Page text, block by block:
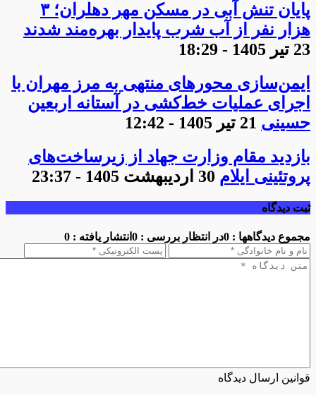
پایان تنش آبی در مسکن مهر دهلران؛ ۳
هزار نفر از آب شرب پایدار بهره‌مند شدند
23 تیر 1405 - 18:29
ایمن‌سازی محورهای منتهی به مرز مهران با
اجرای عملیات خط‌کشی در آستانه اربعین
حسینی 21 تیر 1405 - 12:42
بازدید مقام وزارت جهاد از زیرساخت‌های
پروتئینی ایلام 30 اردیبهشت 1405 - 23:37
ثبت دیدگاه
مجموع دیدگاهها : 0 در انتظار بررسی : 0 انتشار یافته : 0
قوانین ارسال دیدگاه